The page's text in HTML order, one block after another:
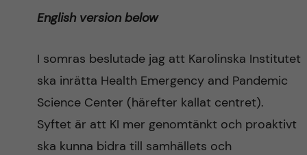
c
h
f
i
u
English version below
I somras beslutade jag att Karolinska Institutet
ska inrätta Health Emergency and Pandemic
Science Center (härefter kallat centret).
Syftet är att KI mer genomtänkt och proaktivt
ska kunna bidra till samhällets och